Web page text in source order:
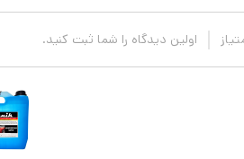
اولین دیدگاه را شما ثبت کنید.